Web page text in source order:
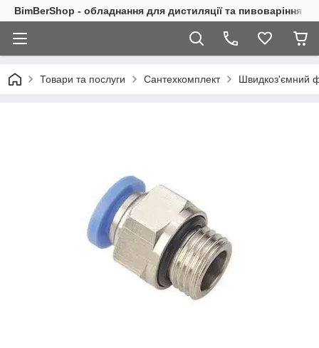
BimBerShop - обладнання для дистиляції та пивоваріння
Товари та послуги Сантехкомплект Швидкоз'ємний